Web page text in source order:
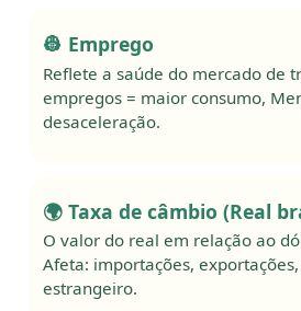
👷 Emprego
Reflete a saúde do mercado de
empregos = maior consumo,
desaceleração.
🌍 Taxa de câmbio (Real
O valor do real em relação ao
Afeta: importações,
estrangeiro.